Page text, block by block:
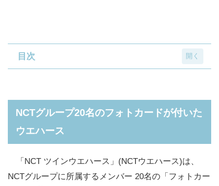
目次
エハース
「NCTツインウエハース」フォトカード一覧
NCTグループ20名のフォトカードが付いた
ウエハース
「NCT ツインウエハース」(NCTウエハース)は、
NCTグループに所属するメンバー 20名の「フォトカー